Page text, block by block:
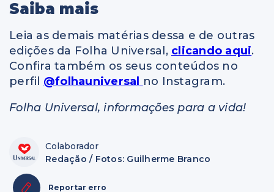
Saiba mais
Leia as demais matérias dessa e de outras
edições da Folha Universal, clicando aqui.
Confira também os seus conteúdos no
perfil @folhauniversal no Instagram.
Folha Universal, informações para a vida!
Colaborador
Redação / Fotos: Guilherme Branco
Reportar erro